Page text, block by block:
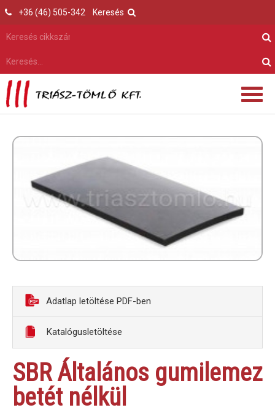
Keresés
+36 (46) 505-342
Adatlap letöltése PDF-ben
Katalógusletöltése
SBR Általános gumilemez
betét nélkül